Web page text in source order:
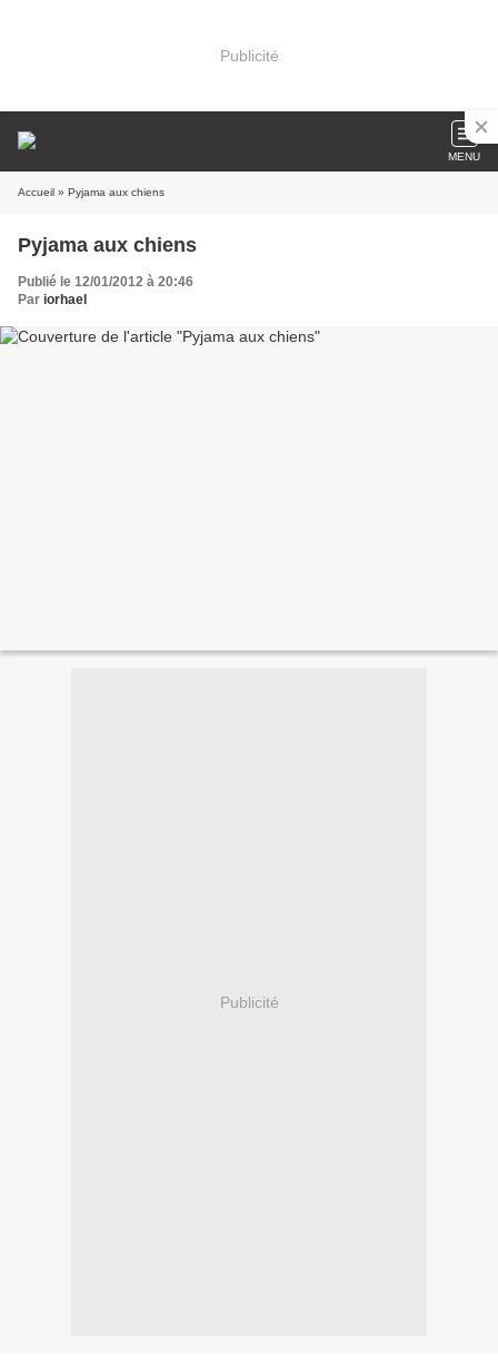
Publicité
MENU
Accueil » Pyjama aux chiens
Pyjama aux chiens
Publié le 12/01/2012 à 20:46
Par iorhael
Publicité